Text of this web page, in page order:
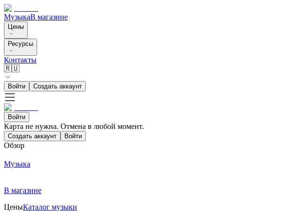
МузыкаВ магазине
Цены
Ресурсы
Контакты
🇷🇺
Войти Создать аккаунт
Войти
Карта не нужна. Отмена в любой момент.
Создать аккаунт Войти
Обзор
Музыка
В магазине
ЦеныКаталог музыки